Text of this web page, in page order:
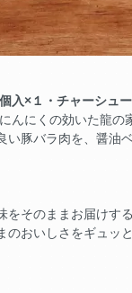
×１・チャーシュー
んにくの効いた龍
豚バラ肉を、醤油
そのままお届けす
おいしさをギュッ